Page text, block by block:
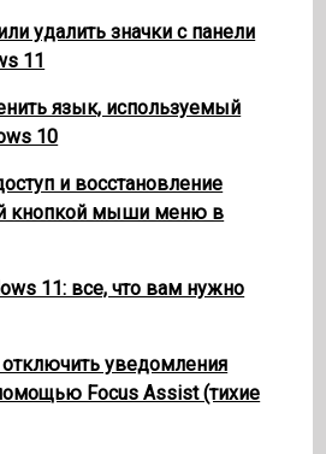
удалить значки с панели
11
язык, используемый
10
и восстановление
кнопкой мыши меню в
11: все, что вам нужно
уведомления
Focus Assist (тихие